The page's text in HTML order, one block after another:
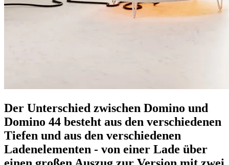
Der Unterschied zwischen Domino und
Domino 44 besteht aus den verschiedenen
Tiefen und aus den verschiedenen
Ladenelementen - von einer Lade über